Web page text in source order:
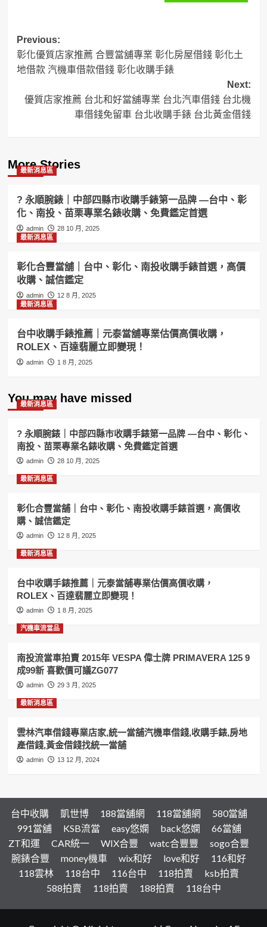
Post
navigation
Previous:
彰化優質店家推薦 合豐當舖專業 彰化房屋借錢 彰化土
地借款 汽機車借款借錢 彰化收購手錶
Next:
優質店家推薦 台北和好當舖專業 台北汽車借錢 台北機
車借錢免留車 台北收購手錶 台北黃金借錢
More Stories
最新消息區
? 永順腕錶｜中部四縣市收購手錶第一品牌 —台中、彰
化、南投、苗栗專業名錶收購、免費鑑定首選
admin
28 10 月, 2025
最新消息區
彰化合豐當舖｜台中、彰化、南投收購手錶首選，高價
收購、誠信鑑定
admin
12 8 月, 2025
最新消息區
台中收購手錶推薦｜元泰當舖專業估價高價收購，
ROLEX、百達翡麗立即變現！
admin 1 8 月, 2025
You may have missed
最新消息區
? 永順腕錶｜中部四縣市收購手錶第一品牌 —台中、彰化、
南投、苗栗專業名錶收購、免費鑑定首選
admin 28 10 月, 2025
最新消息區
彰化合豐當舖｜台中、彰化、南投收購手錶首選，高價收
購、誠信鑑定
admin 12 8 月, 2025
最新消息區
台中收購手錶推薦｜元泰當舖專業估價高價收購，
ROLEX、百達翡麗立即變現！
admin 1 8 月, 2025
汽機車流當品
南投流當車拍賣 2015年 VESPA 偉士牌 PRIMAVERA 125 9
成99新 喜歡價可議ZG077
admin 29 3 月, 2025
最新消息區
雲林汽車借錢專業店家,統一當舖汽機車借錢,收購手錶,房地
產借錢,黃金借錢找統一當舖
admin 13 12 月, 2024
台中收購 凱世博 188當舖網 118當舖網
580當舖
991當舖
KSB流當 easy悠嫻 back悠嫻
66當舖
ZT和運
CAR統一 WIX合豐 watc合豐豐
sogo合豐
腕錶合豐
money機車 wix和好 love和好
116和好
118雲林
118台中 116台中 118拍賣
ksb拍賣
588拍賣
118拍賣 188拍賣 118台中